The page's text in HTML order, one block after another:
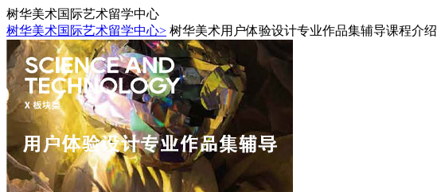
树华美术国际艺术留学中心
树华美术国际艺术留学中心> 树华美术用户体验设计专业作品集辅导课程介绍